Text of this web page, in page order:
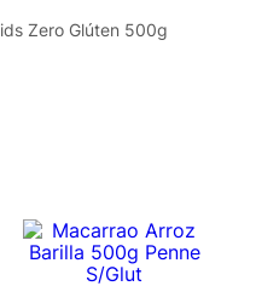
Zero Glúten 500g